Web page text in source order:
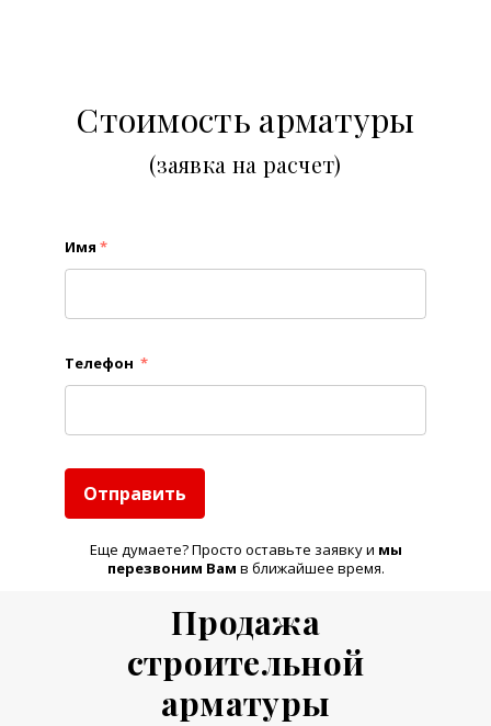
Стоимость арматуры
(заявка на расчет)
Имя *
Телефон *
Отправить
Еще думаете? Просто оставьте заявку и мы
перезвоним Вам в ближайшее время.
Продажа
строительной
арматуры